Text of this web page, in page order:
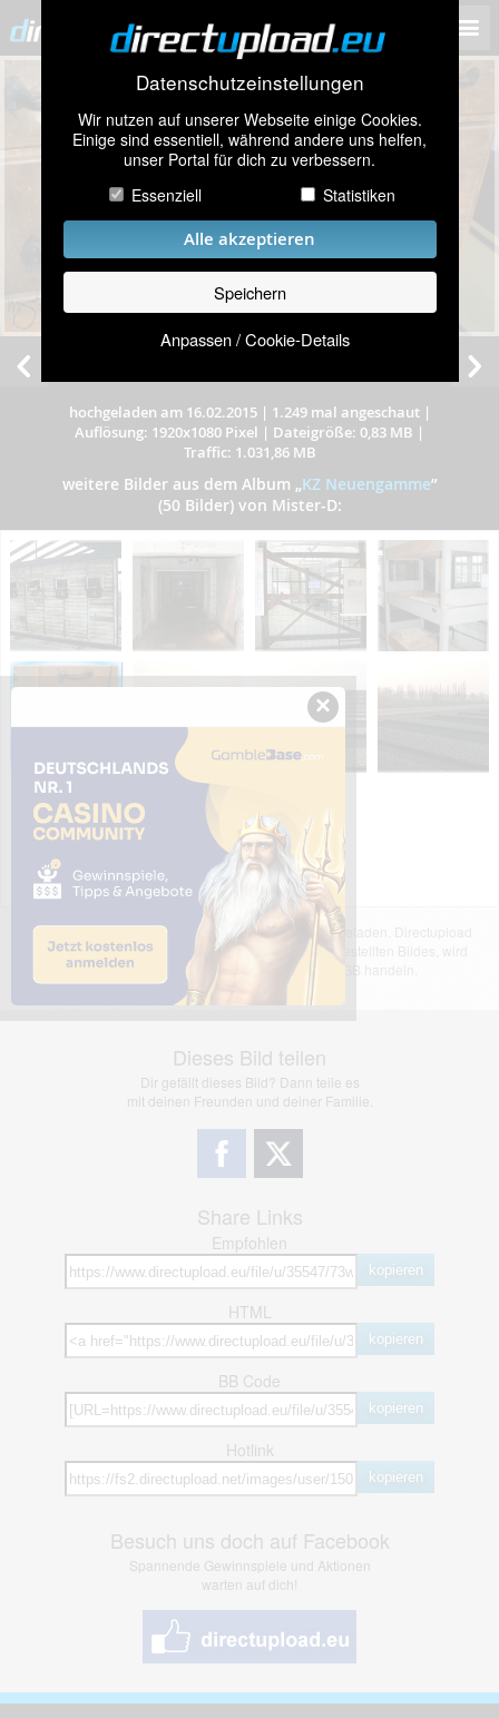
Datenschutzeinstellungen
Wir nutzen auf unserer Webseite einige Cookies.
Einige sind essentiell, während andere uns helfen,
unser Portal für dich zu verbessern.
Essenziell
Statistiken
Alle akzeptieren
Speichern
Anpassen / Cookie-Details
hochgeladen am 16.02.2015| 1.249 mal angeschaut|
Auflösung: 1920x1080 Pixel | Dateigröße: 0,83 MB |
Traffic: 1.031,86 MB
weitere Bilder aus dem Album „KZ Neuengamme”
(50 Bilder) von Mister-D:
Das dargestellte Bild wurde von einem Nutzer hochgeladen. Directupload
übernimmt keinerlei Haftung für den Inhalt des dargestellten Bildes, wird
jedoch bei Verstößen nach §2(3) unserer AGB handeln.
Dieses Bild teilen
Dir gefällt dieses Bild? Dann teile es
mit deinen Freunden und deiner Familie.
Share Links
Empfohlen
kopieren
HTML
kopieren
BB Code
kopieren
Hotlink
kopieren
Besuch uns doch auf Facebook
Spannende Gewinnspiele und Aktionen
warten auf dich!
×